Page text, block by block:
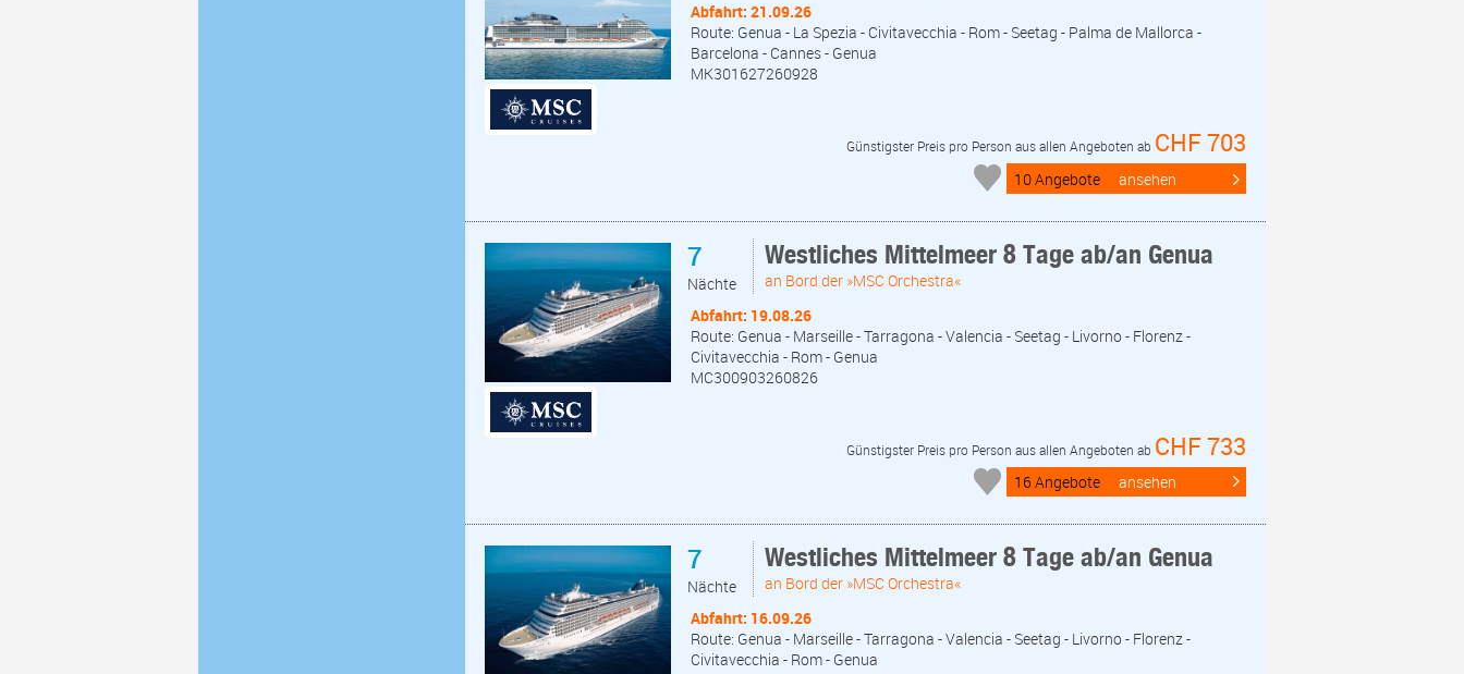
Abfahrt: 21.09.26
Route: Genua - La Spezia - Civitavecchia - Rom - Seetag - Palma de Mallorca -
Barcelona - Cannes - Genua
MK301627260928
Günstigster Preis pro Person aus allen Angeboten ab CHF 703
10 Angebote ansehen
7
Nächte
Westliches Mittelmeer 8 Tage ab/an Genua
an Bord der »MSC Orchestra«
Abfahrt: 19.08.26
Route: Genua - Marseille - Tarragona - Valencia - Seetag - Livorno - Florenz -
Civitavecchia - Rom - Genua
MC300903260826
Günstigster Preis pro Person aus allen Angeboten ab CHF 733
16 Angebote ansehen
7
Nächte
Westliches Mittelmeer 8 Tage ab/an Genua
an Bord der »MSC Orchestra«
Abfahrt: 16.09.26
Route: Genua - Marseille - Tarragona - Valencia - Seetag - Livorno - Florenz -
Civitavecchia - Rom - Genua